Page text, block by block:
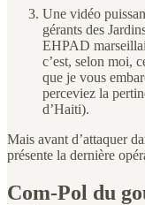
Une vidéo
gérants des
EHPAD
c’est, selon moi,
que je vous
perceviez la
d’Haiti).
Mais avant d’attaquer
présente la dernière
Com-Pol du